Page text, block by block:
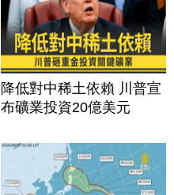
降低對中稀土依賴 川普宣
布礦業投資20億美元